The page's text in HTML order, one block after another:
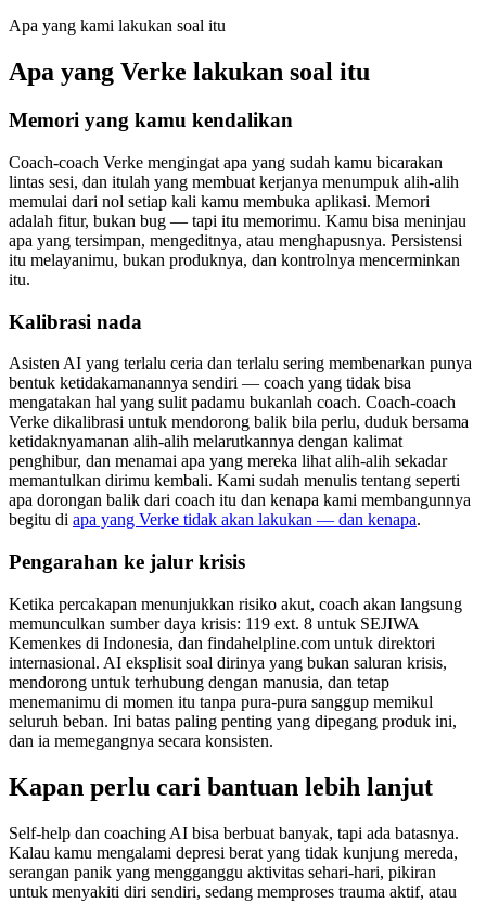
Apa yang kami lakukan soal itu
Apa yang Verke lakukan soal itu
Memori yang kamu kendalikan
Coach-coach Verke mengingat apa yang sudah kamu bicarakan
lintas sesi, dan itulah yang membuat kerjanya menumpuk alih-alih
memulai dari nol setiap kali kamu membuka aplikasi. Memori
adalah fitur, bukan bug — tapi itu memorimu. Kamu bisa meninjau
apa yang tersimpan, mengeditnya, atau menghapusnya. Persistensi
itu melayanimu, bukan produknya, dan kontrolnya mencerminkan
itu.
Kalibrasi nada
Asisten AI yang terlalu ceria dan terlalu sering membenarkan punya
bentuk ketidakamanannya sendiri — coach yang tidak bisa
mengatakan hal yang sulit padamu bukanlah coach. Coach-coach
Verke dikalibrasi untuk mendorong balik bila perlu, duduk bersama
ketidaknyamanan alih-alih melarutkannya dengan kalimat
penghibur, dan menamai apa yang mereka lihat alih-alih sekadar
memantulkan dirimu kembali. Kami sudah menulis tentang seperti
apa dorongan balik dari coach itu dan kenapa kami membangunnya
begitu di apa yang Verke tidak akan lakukan — dan kenapa.
Pengarahan ke jalur krisis
Ketika percakapan menunjukkan risiko akut, coach akan langsung
memunculkan sumber daya krisis: 119 ext. 8 untuk SEJIWA
Kemenkes di Indonesia, dan findahelpline.com untuk direktori
internasional. AI eksplisit soal dirinya yang bukan saluran krisis,
mendorong untuk terhubung dengan manusia, dan tetap
menemanimu di momen itu tanpa pura-pura sanggup memikul
seluruh beban. Ini batas paling penting yang dipegang produk ini,
dan ia memegangnya secara konsisten.
Kapan perlu cari bantuan lebih lanjut
Self-help dan coaching AI bisa berbuat banyak, tapi ada batasnya.
Kalau kamu mengalami depresi berat yang tidak kunjung mereda,
serangan panik yang mengganggu aktivitas sehari-hari, pikiran
untuk menyakiti diri sendiri, sedang memproses trauma aktif, atau